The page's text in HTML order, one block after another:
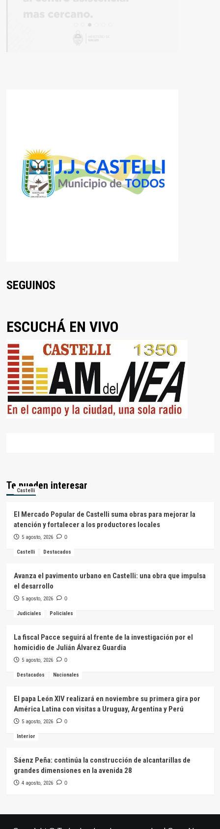
SEGUINOS
ESCUCHÁ EN VIVO
Te pueden interesar
Castelli
El Mercado Popular de Castelli suma obras para mejorar la
atención y fortalecer a los productores locales
5 agosto, 2026 0
Castelli Destacados
Avanza el pavimento urbano en Castelli: una obra que impulsa
el desarrollo
5 agosto, 2026 0
Judiciales Policiales
La fiscal Pacce seguirá al frente de la investigación por el
homicidio de Julián Álvarez Guardia
5 agosto, 2026 0
Destacados Nacionales
El papa León XIV realizará en noviembre su primera gira por
América Latina con visitas a Uruguay, Argentina y Perú
5 agosto, 2026 0
Interior
Sáenz Peña: continúa la construcción de alcantarillas de
grandes dimensiones en la avenida 28
4 agosto, 2026 0